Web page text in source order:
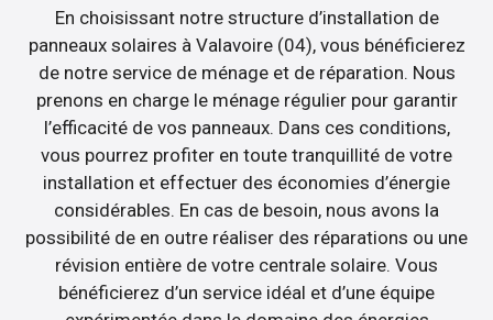
En choisissant notre structure d’installation de
panneaux solaires à Valavoire (04), vous bénéficierez
de notre service de ménage et de réparation. Nous
prenons en charge le ménage régulier pour garantir
l’efficacité de vos panneaux. Dans ces conditions,
vous pourrez profiter en toute tranquillité de votre
installation et effectuer des économies d’énergie
considérables. En cas de besoin, nous avons la
possibilité de en outre réaliser des réparations ou une
révision entière de votre centrale solaire. Vous
bénéficierez d’un service idéal et d’une équipe